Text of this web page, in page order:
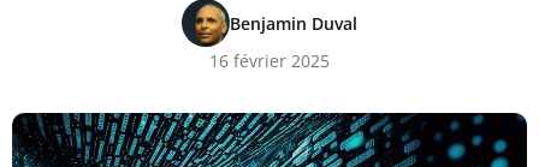
Benjamin Duval
16 février 2025